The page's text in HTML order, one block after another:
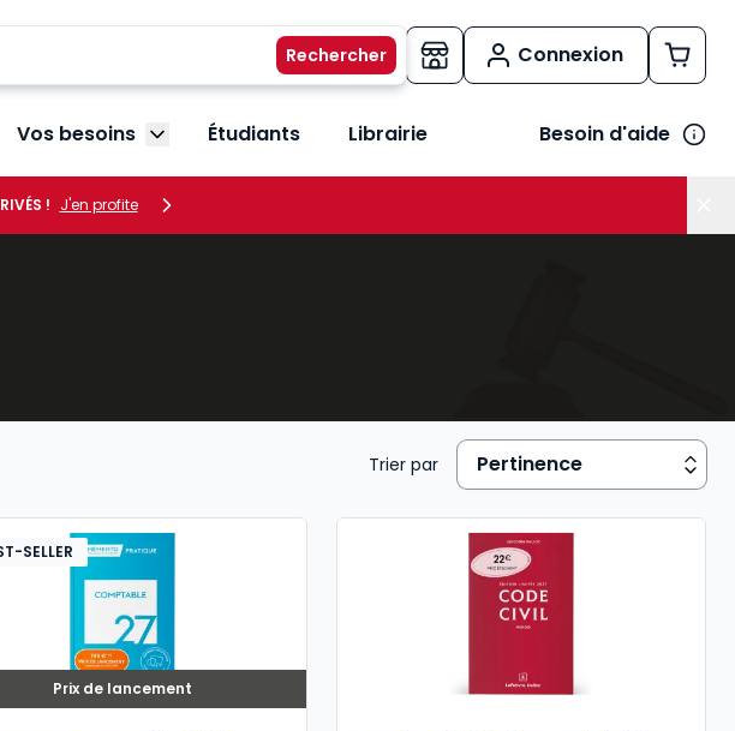
Connexion
le sous-menu Vos métiers
Vos besoins Afficher le sous-menu Vos besoins
Étudiants Librairie Besoin d'aide
! J'en profite
Trier par
Prix de lancement
SELLER